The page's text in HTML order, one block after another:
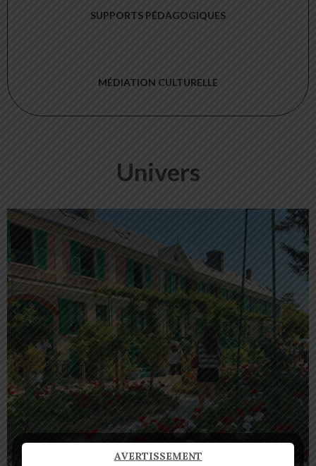
SUPPORTS PÉDAGOGIQUES
MÉDIATION CULTURELLE
Univers
AVERTISSEMENT